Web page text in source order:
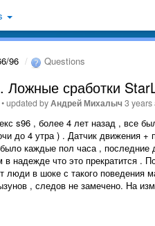
96 Questions
сработки
•updated byАндрей Михалыч 3 years
s96 , более 4 лет назад , все
до 4 утра ) . Датчик движения
каждые пол часа , последние
надежде что это прекратится .
люди в шоке с такого поведения
, следов не замечено. На